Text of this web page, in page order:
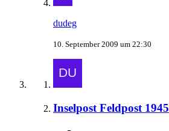
dudeg
10. September 2009 um 22:30
Inselpost Feldpost 1945